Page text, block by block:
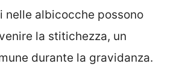
nelle albicocche possono
la stitichezza, un
durante la gravidanza.